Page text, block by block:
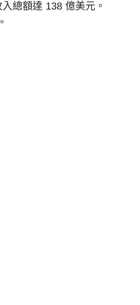
總額達 138 億美元。
。